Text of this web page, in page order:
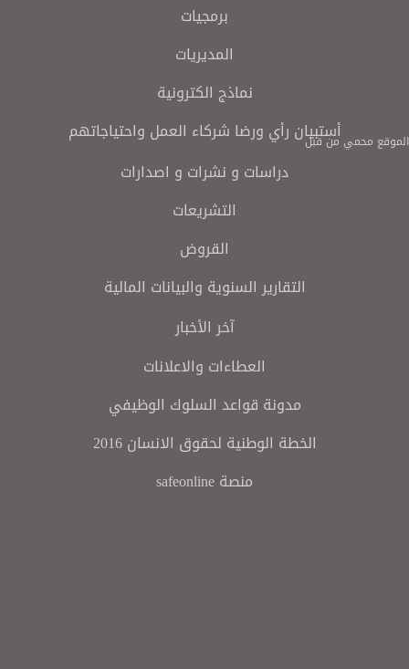
برمجيات
المديريات
نماذج الكترونية
أستبيان رأي ورضا شركاء العمل واحتياجاتهم
دراسات و نشرات و اصدارات
التشريعات
القروض
التقارير السنوية والبيانات المالية
آخر الأخبار
العطاءات والاعلانات
مدونة قواعد السلوك الوظيفي
الخطة الوطنية لحقوق الانسان 2016
منصة safeonline
الموقع محمي من قبل